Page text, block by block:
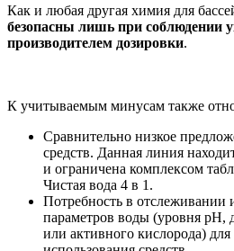
Как и любая другая химия для
безопасны лишь при соблюдении
производителем дозировки.
К учитываемым минусам также
Сравнительно низкое
средств. Данная линия
и ограничена комплексом
Чистая вода 4 в 1.
Потребность в отслеживании
параметров воды (уровня рН,
или активного кислорода)